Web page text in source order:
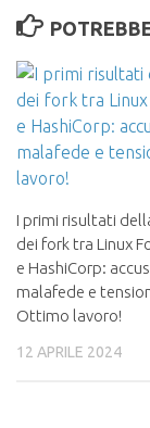
I primi risultati
dei fork tra Linux
e HashiCorp:
malafede e
Ottimo lavoro!
12 APRILE 2024